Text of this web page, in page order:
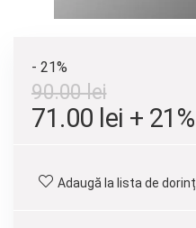
- 21%
90.00lei
Prețul
fost:
71.00 lei Prețul
71.00
+
Adaugă la lista de